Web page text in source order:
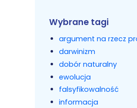
Wybrane tagi
argument na rzecz
darwinizm
dobór naturalny
ewolucja
falsyfikowalność
informacja